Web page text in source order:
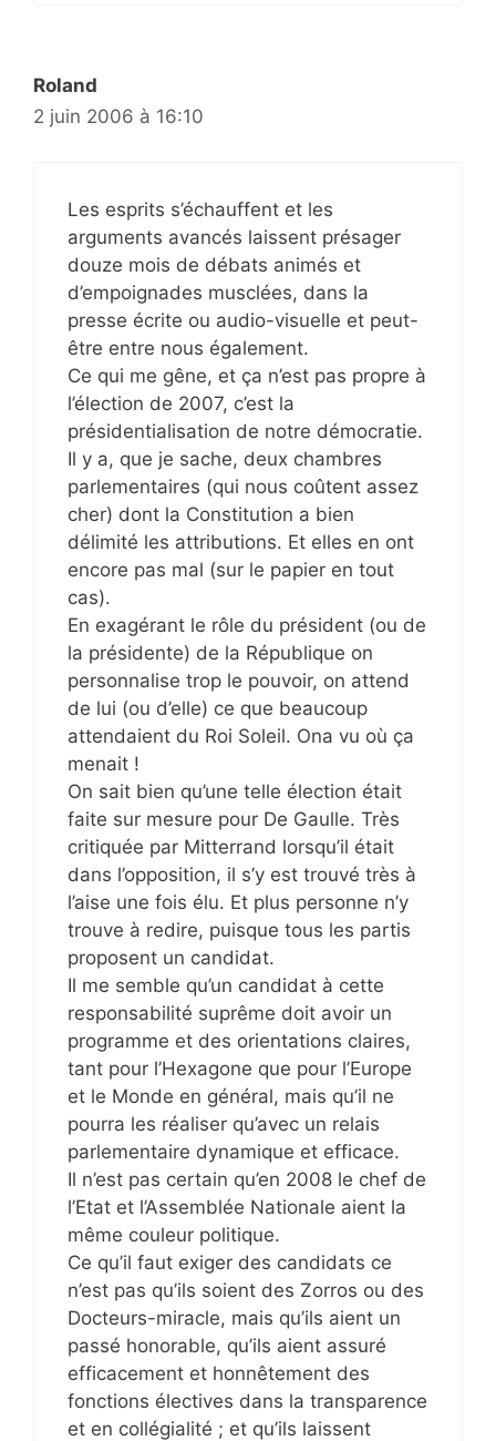
Roland
2 juin 2006 à 16:10
Les esprits s’échauffent et les
arguments avancés laissent présager
douze mois de débats animés et
d’empoignades musclées, dans la
presse écrite ou audio-visuelle et peut-
être entre nous également.
Ce qui me gêne, et ça n’est pas propre à
l’élection de 2007, c’est la
présidentialisation de notre démocratie.
Il y a, que je sache, deux chambres
parlementaires (qui nous coûtent assez
cher) dont la Constitution a bien
délimité les attributions. Et elles en ont
encore pas mal (sur le papier en tout
cas).
En exagérant le rôle du président (ou de
la présidente) de la République on
personnalise trop le pouvoir, on attend
de lui (ou d’elle) ce que beaucoup
attendaient du Roi Soleil. Ona vu où ça
menait !
On sait bien qu’une telle élection était
faite sur mesure pour De Gaulle. Très
critiquée par Mitterrand lorsqu’il était
dans l’opposition, il s’y est trouvé très à
l’aise une fois élu. Et plus personne n’y
trouve à redire, puisque tous les partis
proposent un candidat.
Il me semble qu’un candidat à cette
responsabilité suprême doit avoir un
programme et des orientations claires,
tant pour l’Hexagone que pour l’Europe
et le Monde en général, mais qu’il ne
pourra les réaliser qu’avec un relais
parlementaire dynamique et efficace.
Il n’est pas certain qu’en 2008 le chef de
l’Etat et l’Assemblée Nationale aient la
même couleur politique.
Ce qu’il faut exiger des candidats ce
n’est pas qu’ils soient des Zorros ou des
Docteurs-miracle, mais qu’ils aient un
passé honorable, qu’ils aient assuré
efficacement et honnêtement des
fonctions électives dans la transparence
et en collégialité ; et qu’ils laissent